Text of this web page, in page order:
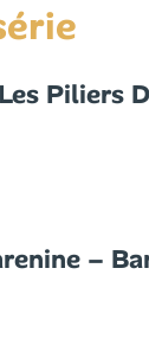
Piliers
–